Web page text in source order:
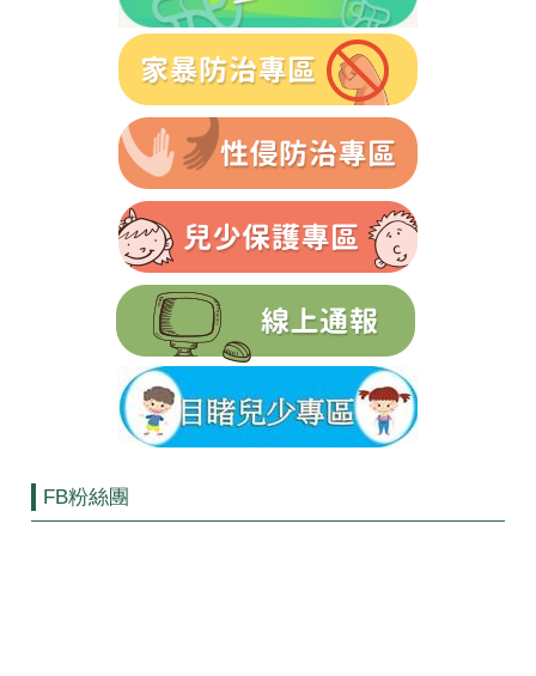
FB粉絲團